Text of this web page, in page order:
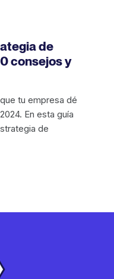
de
consejos y
tu empresa dé
En esta guía
de